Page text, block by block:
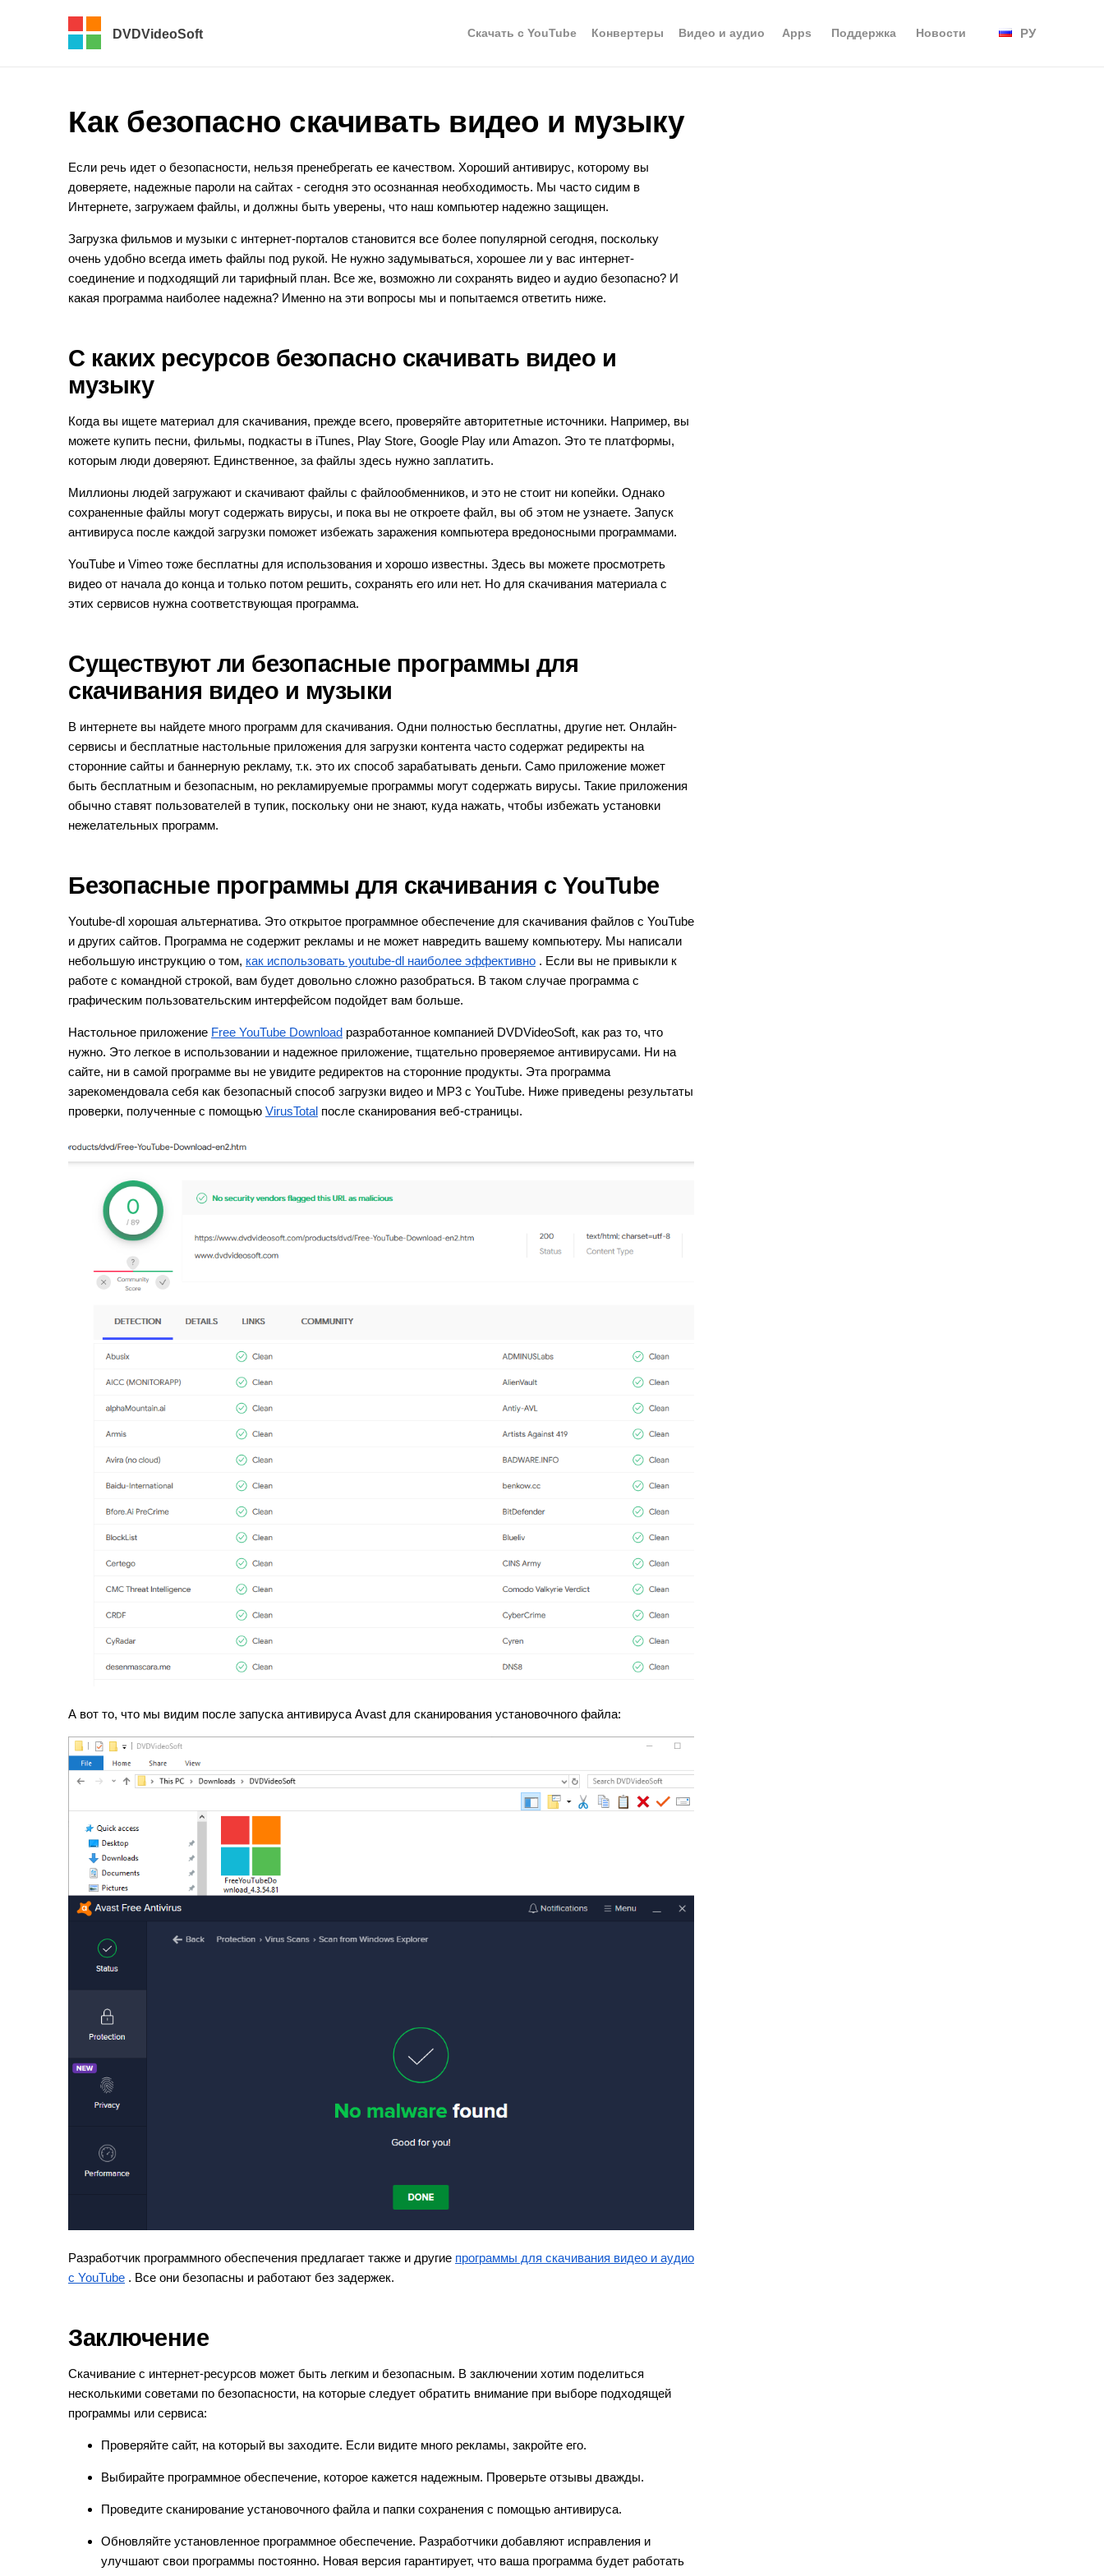
DVDVideoSoft Скачать с YouTube Конвертеры Видео и аудио Apps Поддержка Новости РУ
Как безопасно скачивать видео и музыку
Если речь идет о безопасности, нельзя пренебрегать ее качеством. Хороший антивирус, которому вы
доверяете, надежные пароли на сайтах - сегодня это осознанная необходимость. Мы часто сидим в
Интернете, загружаем файлы, и должны быть уверены, что наш компьютер надежно защищен.
Загрузка фильмов и музыки с интернет-порталов становится все более популярной сегодня, поскольку
очень удобно всегда иметь файлы под рукой. Не нужно задумываться, хорошее ли у вас интернет-
соединение и подходящий ли тарифный план. Все же, возможно ли сохранять видео и аудио безопасно? И
какая программа наиболее надежна? Именно на эти вопросы мы и попытаемся ответить ниже.
С каких ресурсов безопасно скачивать видео и
музыку
Когда вы ищете материал для скачивания, прежде всего, проверяйте авторитетные источники. Например, вы
можете купить песни, фильмы, подкасты в iTunes, Play Store, Google Play или Amazon. Это те платформы,
которым люди доверяют. Единственное, за файлы здесь нужно заплатить.
Миллионы людей загружают и скачивают файлы с файлообменников, и это не стоит ни копейки. Однако
сохраненные файлы могут содержать вирусы, и пока вы не откроете файл, вы об этом не узнаете. Запуск
антивируса после каждой загрузки поможет избежать заражения компьютера вредоносными программами.
YouTube и Vimeo тоже бесплатны для использования и хорошо известны. Здесь вы можете просмотреть
видео от начала до конца и только потом решить, сохранять его или нет. Но для скачивания материала с
этих сервисов нужна соответствующая программа.
Существуют ли безопасные программы для
скачивания видео и музыки
В интернете вы найдете много программ для скачивания. Одни полностью бесплатны, другие нет. Онлайн-
сервисы и бесплатные настольные приложения для загрузки контента часто содержат редиректы на
сторонние сайты и баннерную рекламу, т.к. это их способ зарабатывать деньги. Само приложение может
быть бесплатным и безопасным, но рекламируемые программы могут содержать вирусы. Такие приложения
обычно ставят пользователей в тупик, поскольку они не знают, куда нажать, чтобы избежать установки
нежелательных программ.
Безопасные программы для скачивания с YouTube
Youtube-dl хорошая альтернатива. Это открытое программное обеспечение для скачивания файлов с YouTube
и других сайтов. Программа не содержит рекламы и не может навредить вашему компьютеру. Мы написали
небольшую инструкцию о том, как использовать youtube-dl наиболее эффективно . Если вы не привыкли к
работе с командной строкой, вам будет довольно сложно разобраться. В таком случае программа с
графическим пользовательским интерфейсом подойдет вам больше.
Настольное приложение Free YouTube Download разработанное компанией DVDVideoSoft, как раз то, что
нужно. Это легкое в использовании и надежное приложение, тщательно проверяемое антивирусами. Ни на
сайте, ни в самой программе вы не увидите редиректов на сторонние продукты. Эта программа
зарекомендовала себя как безопасный способ загрузки видео и MP3 с YouTube. Ниже приведены результаты
проверки, полученные с помощью VirusTotal после сканирования веб-страницы.
А вот то, что мы видим после запуска антивируса Avast для сканирования установочного файла:
Разработчик программного обеспечения предлагает также и другие программы для скачивания видео и аудио
с YouTube . Все они безопасны и работают без задержек.
Заключение
Скачивание с интернет-ресурсов может быть легким и безопасным. В заключении хотим поделиться
несколькими советами по безопасности, на которые следует обратить внимание при выборе подходящей
программы или сервиса:
Проверяйте сайт, на который вы заходите. Если видите много рекламы, закройте его.
Выбирайте программное обеспечение, которое кажется надежным. Проверьте отзывы дважды.
Проведите сканирование установочного файла и папки сохранения с помощью антивируса.
Обновляйте установленное программное обеспечение. Разработчики добавляют исправления и
улучшают свои программы постоянно. Новая версия гарантирует, что ваша программа будет работать